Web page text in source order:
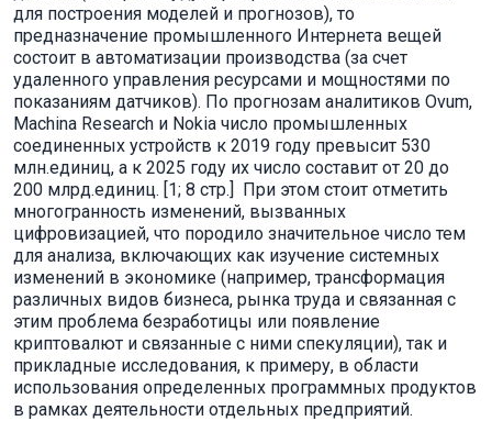
для построения моделей и прогнозов), то
предназначение промышленного Интернета вещей
состоит в автоматизации производства (за счет
удаленного управления ресурсами и мощностями по
показаниям датчиков). По прогнозам аналитиков Ovum,
Machina Research и Nokia число промышленных
соединенных устройств к 2019 году превысит 530
млн.единиц, а к 2025 году их число составит от 20 до
200 млрд.единиц. [1; 8 стр.] При этом стоит отметить
многогранность изменений, вызванных
цифровизацией, что породило значительное число тем
для анализа, включающих как изучение системных
изменений в экономике (например, трансформация
различных видов бизнеса, рынка труда и связанная с
этим проблема безработицы или появление
криптовалют и связанные с ними спекуляции), так и
прикладные исследования, к примеру, в области
использования определенных программных продуктов
в рамках деятельности отдельных предприятий.